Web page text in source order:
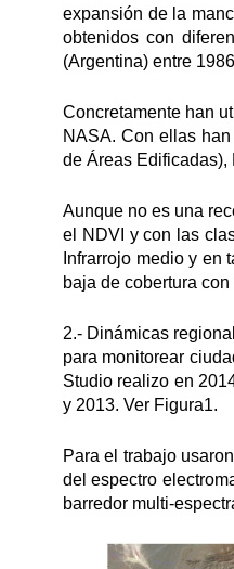
expansión de la
obtenidos con
(Argentina) entre
Concretamente han
NASA. Con ellas
de Áreas Edificadas),
Aunque no es una
el NDVI y con las
Infrarrojo medio y en
baja de cobertura
2.- Dinámicas
para monitorear
Studio realizo en
y 2013. Ver Figura1.
Para el trabajo
del espectro
barredor multi-